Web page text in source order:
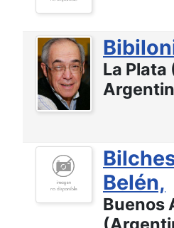
La Plata
Belén,
Buenos